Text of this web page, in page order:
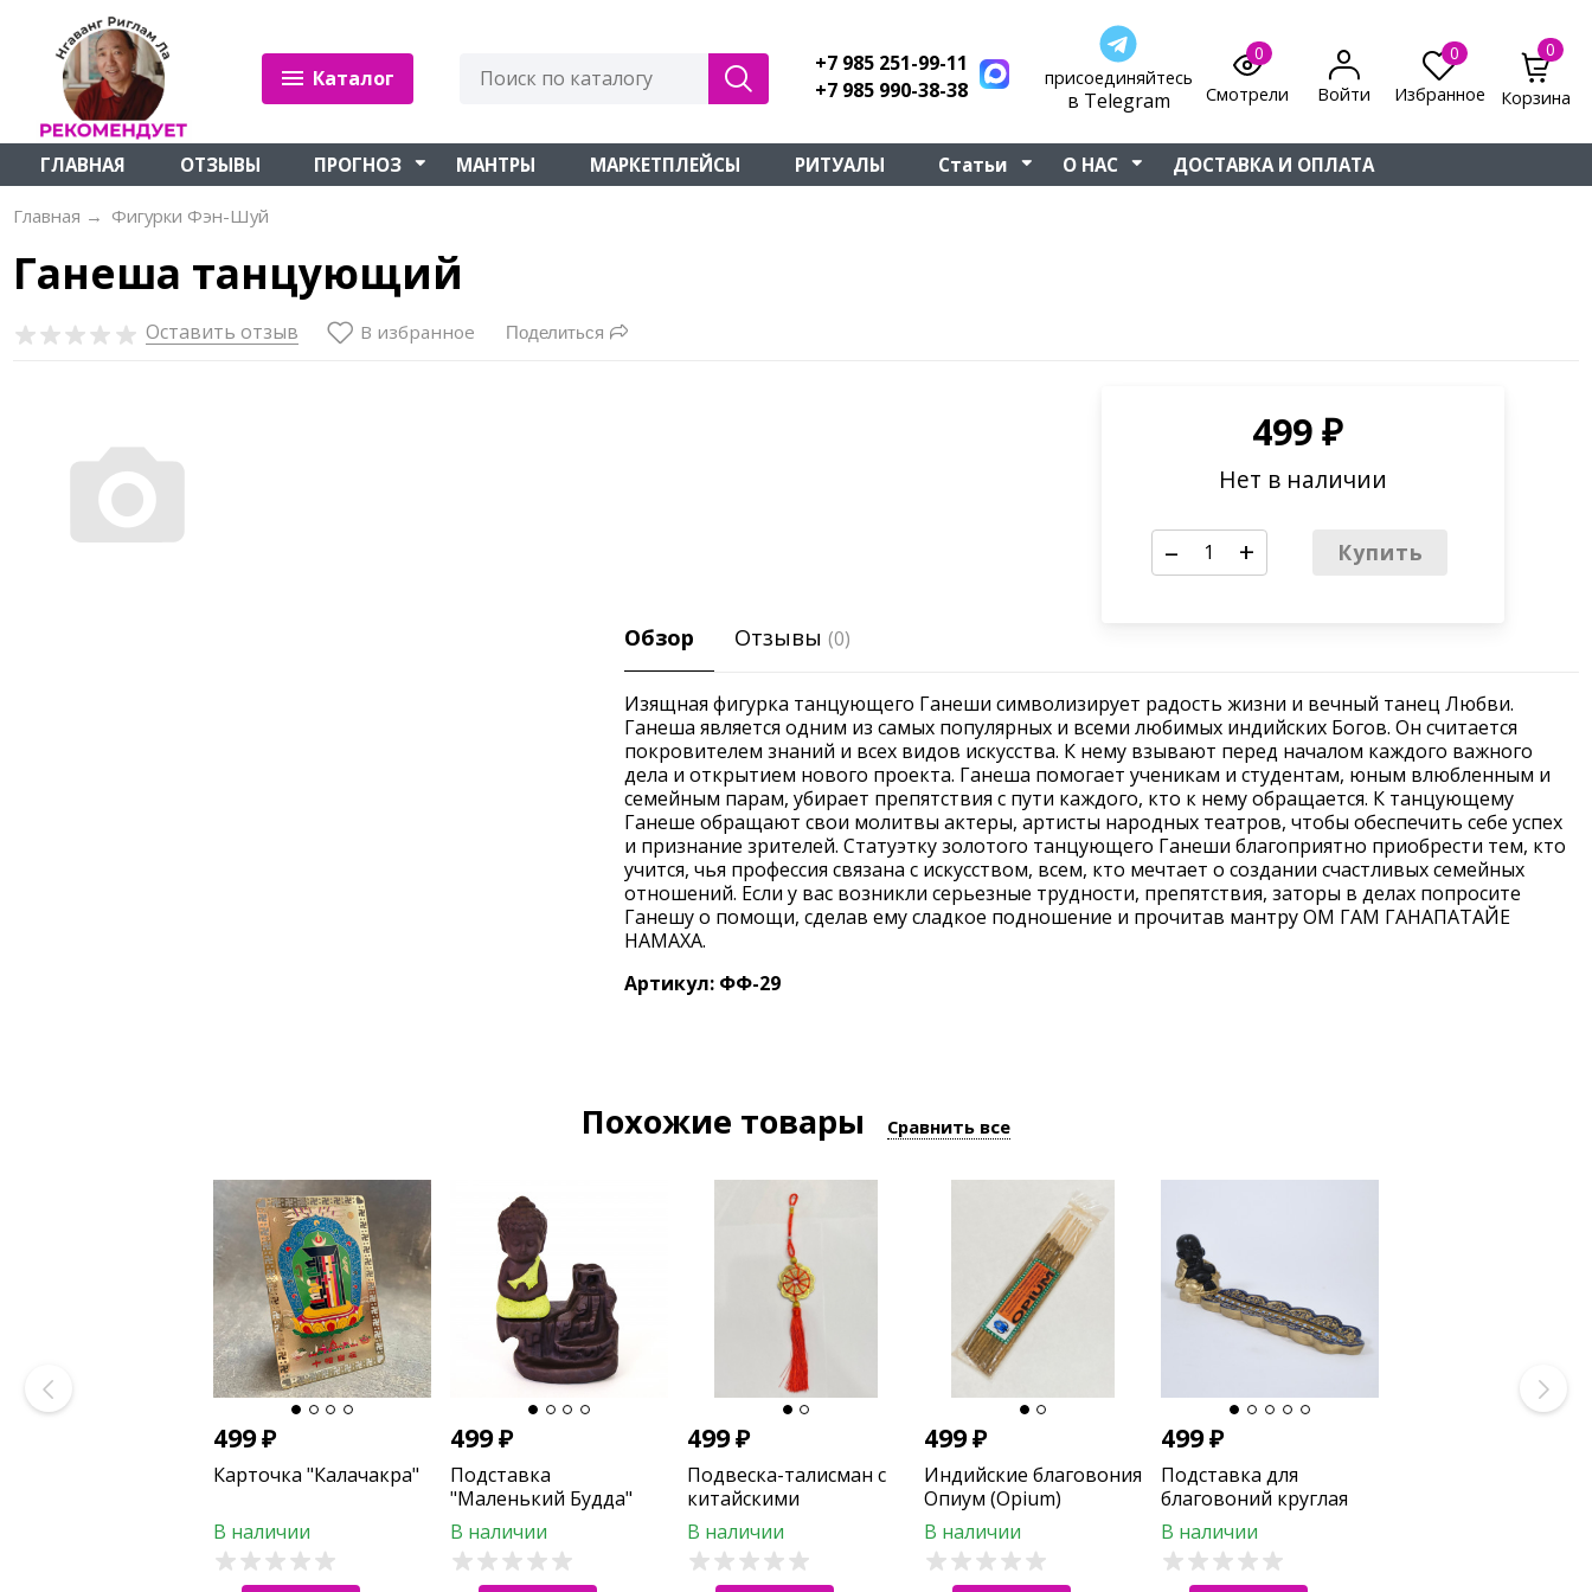
Каталог
+7 985 251-99-11
+7 985 990-38-38
присоединяйтесь
в Telegram
0
Смотрели
Войти
0
Избранное
0
Корзина
ГЛАВНАЯ ОТЗЫВЫ ПРОГНОЗ МАНТРЫ МАРКЕТПЛЕЙСЫ РИТУАЛЫ Статьи О НАС ДОСТАВКА И ОПЛАТА
Главная → Фигурки Фэн-Шуй
Ганеша танцующий
Оставить отзыв В избранное Поделиться
499₽
Нет в наличии
– + Купить
Обзор Отзывы(0)
Изящная фигурка танцующего Ганеши символизирует радость жизни и вечный танец Любви.
Ганеша является одним из самых популярных и всеми любимых индийских Богов. Он считается
покровителем знаний и всех видов искусства. К нему взывают перед началом каждого важного
дела и открытием нового проекта. Ганеша помогает ученикам и студентам, юным влюбленным и
семейным парам, убирает препятствия с пути каждого, кто к нему обращается. К танцующему
Ганеше обращают свои молитвы актеры, артисты народных театров, чтобы обеспечить себе успех
и признание зрителей. Статуэтку золотого танцующего Ганеши благоприятно приобрести тем, кто
учится, чья профессия связана с искусством, всем, кто мечтает о создании счастливых семейных
отношений. Если у вас возникли серьезные трудности, препятствия, заторы в делах попросите
Ганешу о помощи, сделав ему сладкое подношение и прочитав мантру ОМ ГАМ ГАНАПАТАЙЕ
НАМАХА.
Артикул: ФФ-29
Похожие товары Сравнить все
499₽
Карточка "Калачакра"
В наличии
499₽
Подставка
"Маленький Будда"
для стелющегося дыма
В наличии
499₽
Подвеска-талисман с
китайскими
императорскими
монетами удача и
богатство
В наличии
499₽
Индийские благовония
Опиум (Opium)
RAMAKRISHNA (10 шт)
В наличии
499₽
Подставка для
благовоний круглая
"Будда
В наличии